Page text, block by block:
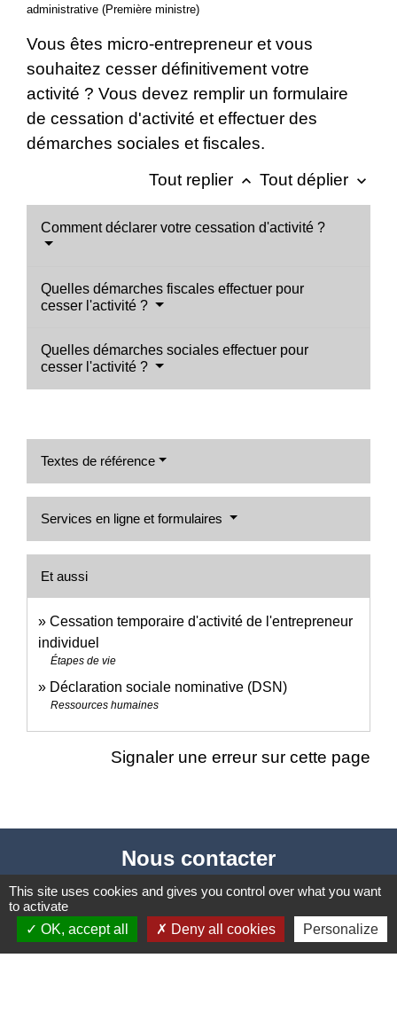
administrative (Première ministre)
Vous êtes micro-entrepreneur et vous
souhaitez cesser définitivement votre
activité ? Vous devez remplir un formulaire
de cessation d'activité et effectuer des
démarches sociales et fiscales.
Tout replier keyboard_arrow_up Tout déplier keyboard_arrow_down
Comment déclarer votre cessation d'activité ?
Quelles démarches fiscales effectuer pour
cesser l'activité ?
Quelles démarches sociales effectuer pour
cesser l'activité ?
Textes de référence
Services en ligne et formulaires
Et aussi
Cessation temporaire d'activité de l'entrepreneur
individuel
Étapes de vie
Déclaration sociale nominative (DSN)
Ressources humaines
Signaler une erreur sur cette page
Nous contacter
Commune de Puylaurens
1 rue de la Mairie
81700 Puylaurens - FRANCE
This site uses cookies and gives you control over what you want
to activate
OK, accept all
Deny all cookies Personalize